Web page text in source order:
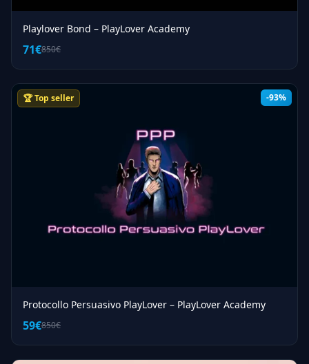
Playlover Bond – PlayLover Academy
71€850€
-93%
🏆 Top seller
Protocollo Persuasivo PlayLover – PlayLover Academy
59€850€